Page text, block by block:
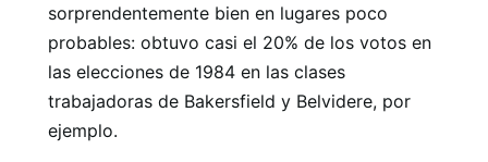
sorprendentemente bien en lugares poco
probables: obtuvo casi el 20% de los votos en
las elecciones de 1984 en las clases
trabajadoras de Bakersfield y Belvidere, por
ejemplo.